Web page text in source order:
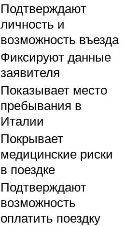
Подтверждают
личность и
возможность въезда
Фиксируют данные
заявителя
Показывает место
пребывания в
Италии
Покрывает
медицинские риски
в поездке
Подтверждают
возможность
оплатить поездку